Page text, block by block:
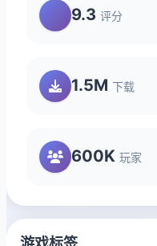
9.3 评分
1.5M 下载
600K 玩家